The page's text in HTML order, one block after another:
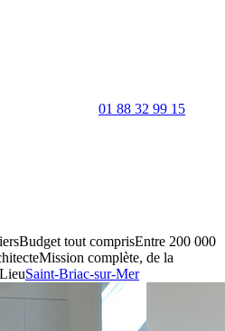
01 88 32 99 15
Budget tout comprisEntre 200 000
Mission complète, de la
LieuSaint-Briac-sur-Mer